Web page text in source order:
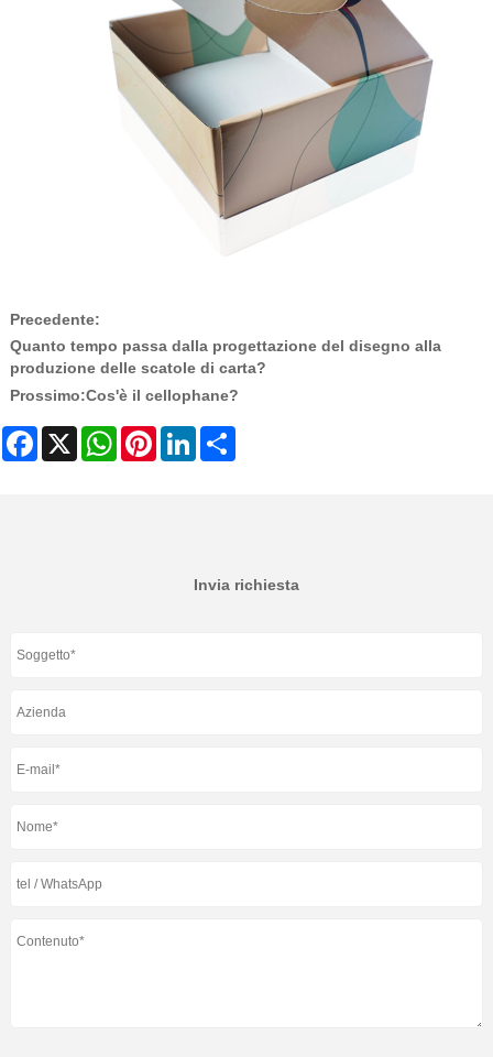
Precedente:
Quanto tempo passa dalla progettazione del disegno alla
produzione delle scatole di carta?
Prossimo:Cos'è il cellophane?
Facebook
X WhatsAppPinterestLinkedIn
Invia richiesta